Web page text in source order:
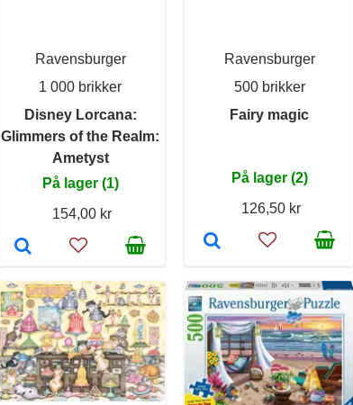
Ravensburger
1 000 brikker
Disney Lorcana:
Glimmers of the Realm:
Ametyst
På lager (1)
154,00 kr
Ravensburger
500 brikker
Fairy magic
På lager (2)
126,50 kr